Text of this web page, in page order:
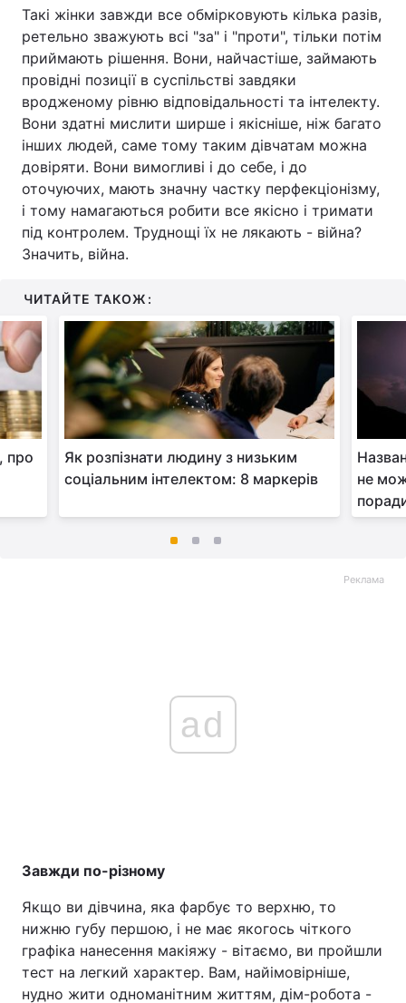
Такі жінки завжди все обмірковують кілька разів,
ретельно зважують всі "за" і "проти", тільки потім
приймають рішення. Вони, найчастіше, займають
провідні позиції в суспільстві завдяки
вродженому рівню відповідальності та інтелекту.
Вони здатні мислити ширше і якісніше, ніж багато
інших людей, саме тому таким дівчатам можна
довіряти. Вони вимогливі і до себе, і до
оточуючих, мають значну частку перфекціонізму,
і тому намагаються робити все якісно і тримати
під контролем. Труднощі їх не лякають - війна?
Значить, війна.
ЧИТАЙТЕ ТАКОЖ:
про
Як розпізнати людину з низьким
соціальним інтелектом: 8 маркерів
не
Реклама
ad
Завжди по-різному
Якщо ви дівчина, яка фарбує то верхню, то
нижню губу першою, і не має якогось чіткого
графіка нанесення макіяжу - вітаємо, ви пройшли
тест на легкий характер. Вам, найімовірніше,
нудно жити одноманітним життям, дім-робота -